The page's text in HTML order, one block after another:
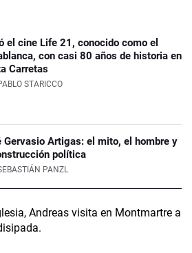
el cine Life 21, conocido como el
con casi 80 años de historia en
Carretas
STARICCO
Gervasio Artigas: el mito, el hombre y
política
PANZL
Andreas visita en Montmartre a